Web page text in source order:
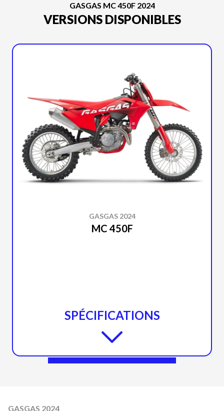
GASGAS MC 450F 2024
VERSIONS DISPONIBLES
GASGAS 2024
MC 450F
SPÉCIFICATIONS
GASGAS 2024